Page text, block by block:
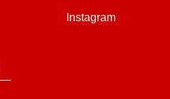
Instagram